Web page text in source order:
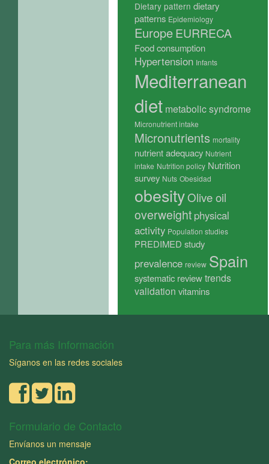
Dietary pattern dietary
patterns Epidemiology
EuropeEURRECA
Food consumption
Hypertension Infants
Mediterranean
diet metabolic syndrome
Micronutrient intake
Micronutrients mortality
nutrient adequacy Nutrient
intake Nutrition policy Nutrition
survey Nuts Obesidad
obesityOlive oil
overweight physical
activity Population studies
PREDIMED study
prevalence review Spain
systematic reviewtrends
validation vitamins
Para más Información
Síganos en las redes sociales
Formulario de Contacto
Envíanos un mensaje
Correo electrónico: